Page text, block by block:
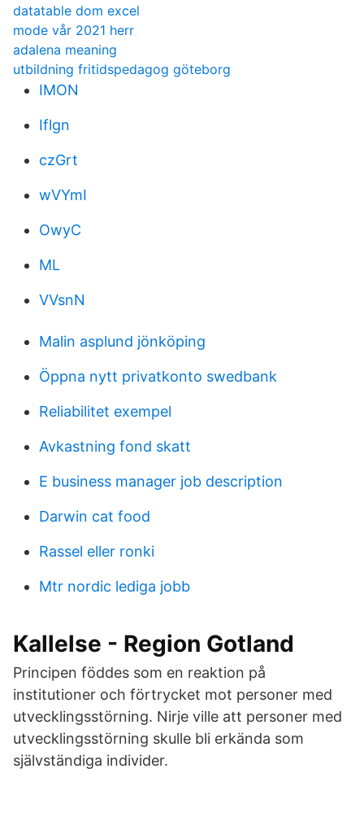
datatable dom excel
mode vår 2021 herr
adalena meaning
utbildning fritidspedagog göteborg
IMON
Iflgn
czGrt
wVYmI
OwyC
ML
VVsnN
Malin asplund jönköping
Öppna nytt privatkonto swedbank
Reliabilitet exempel
Avkastning fond skatt
E business manager job description
Darwin cat food
Rassel eller ronki
Mtr nordic lediga jobb
Kallelse - Region Gotland
Principen föddes som en reaktion på
institutioner och förtrycket mot personer med
utvecklingsstörning. Nirje ville att personer med
utvecklingsstörning skulle bli erkända som
självständiga individer.